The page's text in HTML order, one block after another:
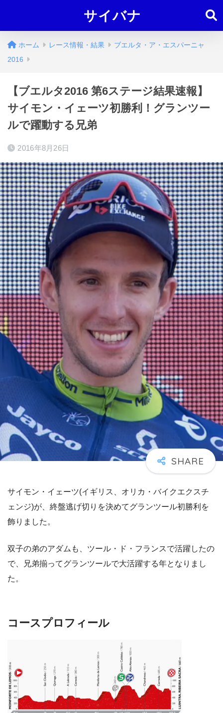
サイバナ
ホーム レース情報・結果
ブエルタ・ア・エスパーニャ
2016
【ブエルタ2016 第6ステージ結果速報】
サイモン・イェーツ初勝利！グランツー
ルで躍動する兄弟
2016年8月26日
サイモン・イェーツ(イギリス、オリカ・バイクエクスチ
ェンジ)が、終盤逃げ切りを決めてグランツール初勝利を
飾りました。
双子の弟のアダムも、ツール・ド・フランスで活躍したの
で、兄弟揃ってグランツールで大活躍する年となりまし
た。
コースプロフィール